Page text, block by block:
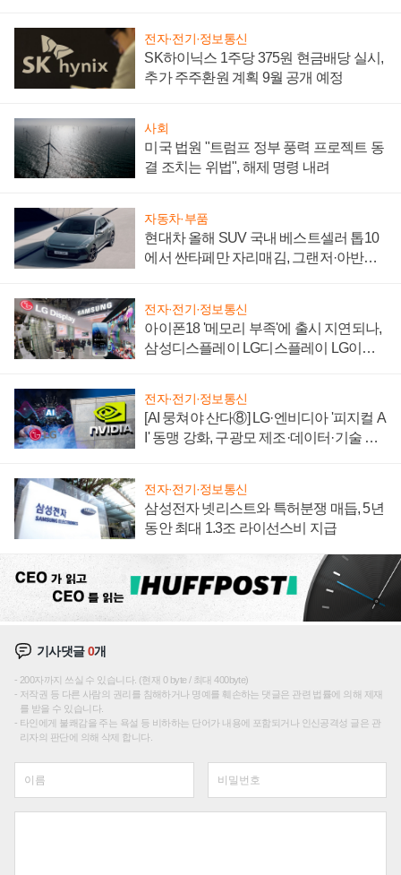
전자·전기·정보통신
SK하이닉스 1주당 375원 현금배당 실시,
추가 주주환원 계획 9월 공개 예정
사회
미국 법원 "트럼프 정부 풍력 프로젝트 동
결 조치는 위법", 해제 명령 내려
자동차·부품
현대차 올해 SUV 국내 베스트셀러 톱10
에서 싼타페만 자리매김, 그랜저·아반떼
전자·전기·정보통신
아이폰18 '메모리 부족'에 출시 지연되나,
삼성디스플레이 LG디스플레이 LG이노
전자·전기·정보통신
[AI 뭉쳐야 산다⑧] LG·엔비디아 '피지컬 A
I' 동맹 강화, 구광모 제조·데이터·기술 결
전자·전기·정보통신
삼성전자 넷리스트와 특허분쟁 매듭, 5년
동안 최대 1.3조 라이선스비 지급
기사댓글0개
200자까지 쓰실 수 있습니다. (현재 0 byte / 최대 400byte)
저작권 등 다른 사람의 권리를 침해하거나 명예를 훼손하는 댓글은 관련 법률에 의해 제재
를 받을 수 있습니다.
타인에게 불쾌감을 주는 욕설 등 비하하는 단어가 내용에 포함되거나 인신공격성 글은 관
리자의 판단에 의해 삭제 합니다.